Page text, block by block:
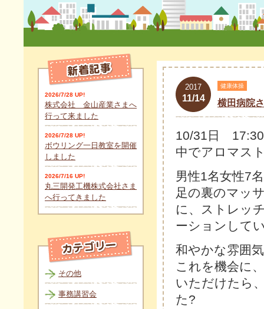
2017
11/14
健康体操
横田病院
10/31日
中でアロマス
男性1名女性7
足の裏のマッ
に、ストレッ
ーションして
和やかな雰囲
これを機会に
いただけたら
た? （
2026/7/28 UP!
株式会社 金山産業さまへ
行って来ました
2026/7/28 UP!
ボウリング一日教室を開催
しました
2026/7/16 UP!
丸三開発工機株式会社さま
へ行ってきました
その他
事務講習会